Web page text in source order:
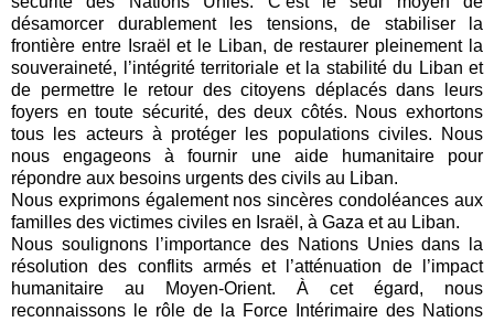
désamorcer durablement les tensions, de stabiliser la
frontière entre Israël et le Liban, de restaurer pleinement la
souveraineté, l’intégrité territoriale et la stabilité du Liban et
de permettre le retour des citoyens déplacés dans leurs
foyers en toute sécurité, des deux côtés. Nous exhortons
tous les acteurs à protéger les populations civiles. Nous
nous engageons à fournir une aide humanitaire pour
répondre aux besoins urgents des civils au Liban.
Nous exprimons également nos sincères condoléances aux
familles des victimes civiles en Israël, à Gaza et au Liban.
Nous soulignons l’importance des Nations Unies dans la
résolution des conflits armés et l’atténuation de l’impact
humanitaire au Moyen-Orient. À cet égard, nous
reconnaissons le rôle de la Force Intérimaire des Nations